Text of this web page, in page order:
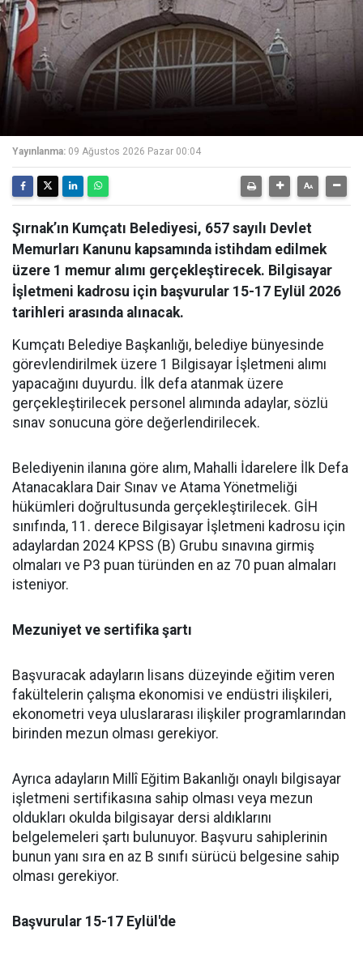
Yayınlanma: 09 Ağustos 2026 Pazar 00:04
Şırnak’ın Kumçatı Belediyesi, 657 sayılı Devlet
Memurları Kanunu kapsamında istihdam edilmek
üzere 1 memur alımı gerçekleştirecek. Bilgisayar
İşletmeni kadrosu için başvurular 15-17 Eylül 2026
tarihleri arasında alınacak.
Kumçatı Belediye Başkanlığı, belediye bünyesinde
görevlendirilmek üzere 1 Bilgisayar İşletmeni alımı
yapacağını duyurdu. İlk defa atanmak üzere
gerçekleştirilecek personel alımında adaylar, sözlü
sınav sonucuna göre değerlendirilecek.
Belediyenin ilanına göre alım, Mahalli İdarelere İlk Defa
Atanacaklara Dair Sınav ve Atama Yönetmeliği
hükümleri doğrultusunda gerçekleştirilecek. GİH
sınıfında, 11. derece Bilgisayar İşletmeni kadrosu için
adaylardan 2024 KPSS (B) Grubu sınavına girmiş
olmaları ve P3 puan türünden en az 70 puan almaları
isteniyor.
Mezuniyet ve sertifika şartı
Başvuracak adayların lisans düzeyinde eğitim veren
fakültelerin çalışma ekonomisi ve endüstri ilişkileri,
ekonometri veya uluslararası ilişkiler programlarından
birinden mezun olması gerekiyor.
Ayrıca adayların Millî Eğitim Bakanlığı onaylı bilgisayar
işletmeni sertifikasına sahip olması veya mezun
oldukları okulda bilgisayar dersi aldıklarını
belgelemeleri şartı bulunuyor. Başvuru sahiplerinin
bunun yanı sıra en az B sınıfı sürücü belgesine sahip
olması gerekiyor.
Başvurular 15-17 Eylül'de